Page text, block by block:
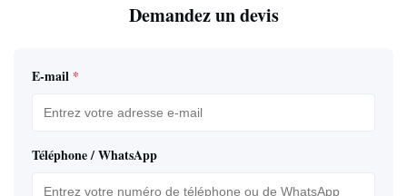
Demandez un devis
E-mail *
Téléphone / WhatsApp